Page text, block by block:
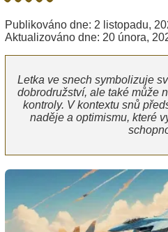
Publikováno dne: 2 listopadu,
Aktualizováno dne: 20 února,
Letka ve snech symbolizuje
dobrodružství, ale také může
kontroly. V kontextu snů
naděje a optimismu, které